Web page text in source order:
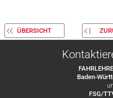
ÜBERSICHT
Baden-
FSG/